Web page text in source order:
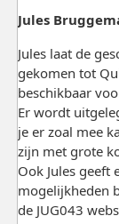
Jules
Jules laat de
gekomen tot
beschikbaar
Er wordt
je er zoal mee
zijn met grote
Ook Jules geeft
mogelijkheden
de JUG043